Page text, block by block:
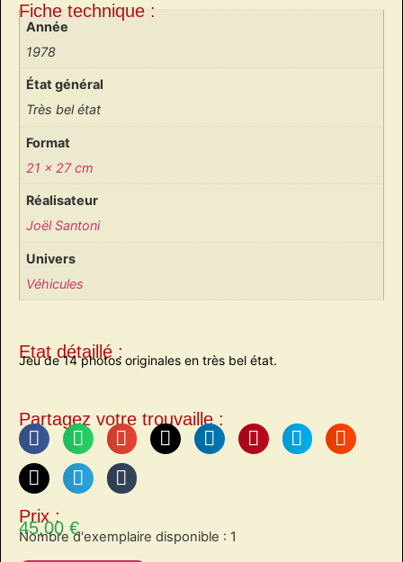
Fiche technique :
Année
1978
État général
Très bel état
Format
21 x 27 cm
Réalisateur
Joël Santoni
Univers
Véhicules
Etat détaillé :
Jeu de 14 photos originales en très bel état.
Partagez votre trouvaille :
Prix :
45,00 €
Nombre d'exemplaire disponible : 1